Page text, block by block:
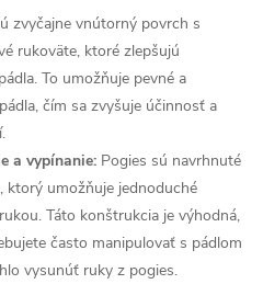
zvyčajne vnútorný povrch s
rukoväte, ktoré zlepšujú
To umožňuje pevné a
čím sa zvyšuje účinnosť a
a vypínanie: Pogies sú navrhnuté
ktorý umožňuje jednoduché
Táto konštrukcia je výhodná,
často manipulovať s pádlom
vysunúť ruky z pogies.